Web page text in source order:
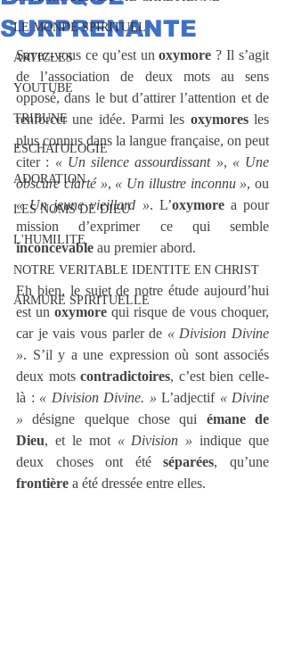
LE MONDE SPIRITUEL
ARTICLES
YOUTUBE
TRIBUNE
ESCHATOLOGIE
ADORATION
LES NOMS DE DIEU
L'HUMILITE
NOTRE VERITABLE IDENTITE EN CHRIST
ARMURE SPIRITUELLE
SURPRENANTE
Savez-vous ce qu’est un oxymore ? Il s’agit
de l’association de deux mots au sens
opposé, dans le but d’attirer l’attention et de
renforcer une idée. Parmi les oxymores les
plus connus dans la langue française, on peut
citer : « Un silence assourdissant », « Une
obscure clarté », « Un illustre inconnu »
« Un jeune vieillard ». L’oxymore a pour
inconcevable au premier abord.
Eh bien, le sujet de notre étude aujourd’hui
est un oxymore qui risque de vous choquer,
car je vais vous parler de « Division Divine
». S’il y a une expression où sont associés
deux mots contradictoires, c’est bien celle-
là : « Division Divine. » L’adjectif « Divine
» désigne quelque chose qui émane de
Dieu, et le mot « Division » indique que
deux choses ont été séparées
frontière a été dressée entre elles.